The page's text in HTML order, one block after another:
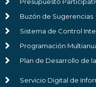
Buzón de Sugerencias
Sistema de Control
Programación
Plan de Desarrollo de
Servicio Digital de